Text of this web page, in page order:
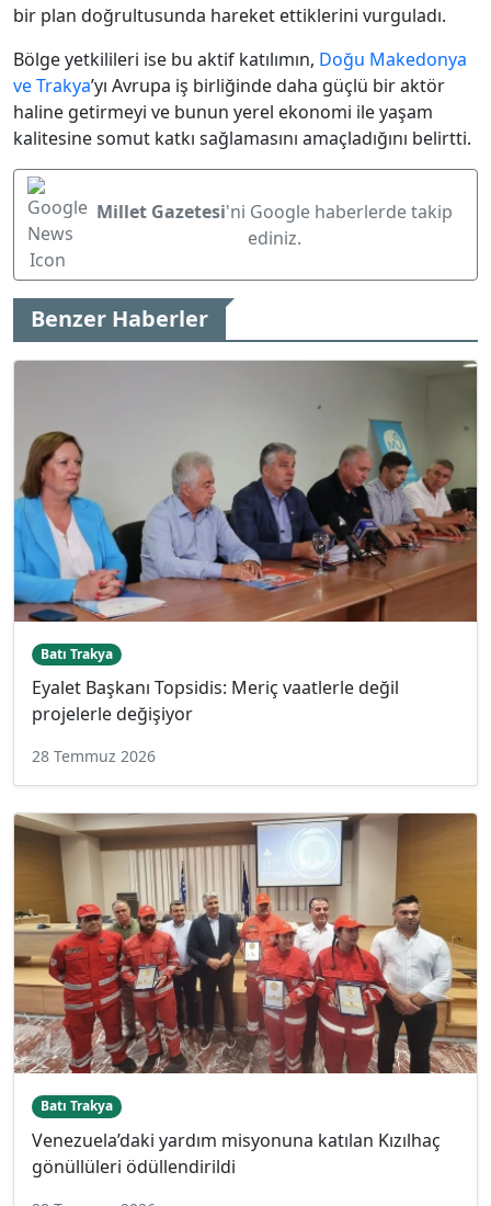
bir plan doğrultusunda hareket ettiklerini vurguladı.
Bölge yetkilileri ise bu aktif katılımın, Doğu Makedonya
ve Trakya’yı Avrupa iş birliğinde daha güçlü bir aktör
haline getirmeyi ve bunun yerel ekonomi ile yaşam
kalitesine somut katkı sağlamasını amaçladığını belirtti.
Millet Gazetesi'ni Google haberlerde takip
ediniz.
Benzer Haberler
Batı Trakya
Eyalet Başkanı Topsidis: Meriç vaatlerle değil
projelerle değişiyor
28 Temmuz 2026
Batı Trakya
Venezuela’daki yardım misyonuna katılan Kızılhaç
gönüllüleri ödüllendirildi